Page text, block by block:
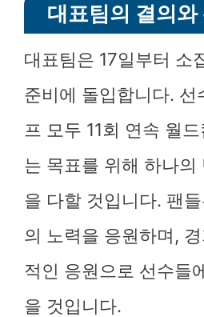
대표팀의 결의와
대표팀은 17일부터 소
준비에 돌입합니다. 선
프 모두 11회 연속 월
는 목표를 위해 하나의
을 다할 것입니다. 팬
의 노력을 응원하며,
적인 응원으로 선수들
을 것입니다.